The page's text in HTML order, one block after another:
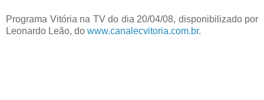
Programa Vitória na TV do dia 20/04/08, disponibilizado por
Leonardo Leão, do www.canalecvitoria.com.br.